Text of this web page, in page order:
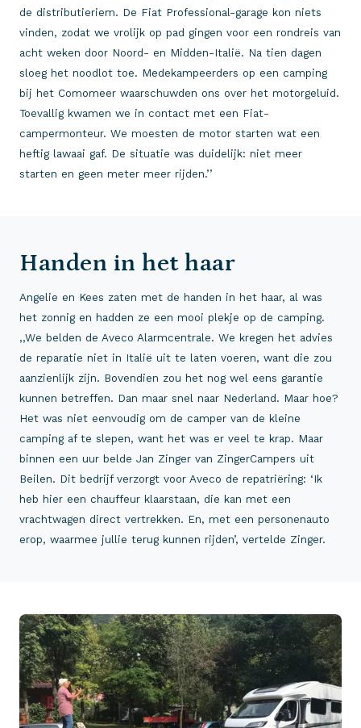
de distributieriem. De Fiat Professional-garage kon niets
vinden, zodat we vrolijk op pad gingen voor een rondreis van
acht weken door Noord- en Midden-Italië. Na tien dagen
sloeg het noodlot toe. Medekampeerders op een camping
bij het Comomeer waarschuwden ons over het motorgeluid.
Toevallig kwamen we in contact met een Fiat-
campermonteur. We moesten de motor starten wat een
heftig lawaai gaf. De situatie was duidelijk: niet meer
starten en geen meter meer rijden.’’
Handen in het haar
Angelie en Kees zaten met de handen in het haar, al was
het zonnig en hadden ze een mooi plekje op de camping.
,,We belden de Aveco Alarmcentrale. We kregen het advies
de reparatie niet in Italië uit te laten voeren, want die zou
aanzienlijk zijn. Bovendien zou het nog wel eens garantie
kunnen betreffen. Dan maar snel naar Nederland. Maar hoe?
Het was niet eenvoudig om de camper van de kleine
camping af te slepen, want het was er veel te krap. Maar
binnen een uur belde Jan Zinger van ZingerCampers uit
Beilen. Dit bedrijf verzorgt voor Aveco de repatriëring: ‘Ik
heb hier een chauffeur klaarstaan, die kan met een
vrachtwagen direct vertrekken. En, met een personenauto
erop, waarmee jullie terug kunnen rijden’, vertelde Zinger.